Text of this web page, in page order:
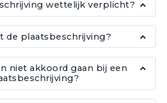
wettelijk verplicht?
de plaatsbeschrijving?
niet akkoord gaan bij een